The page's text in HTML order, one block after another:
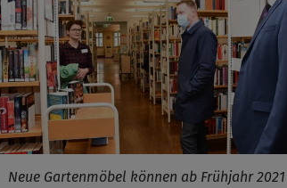
Neue Gartenmöbel können ab Frühjahr 2021